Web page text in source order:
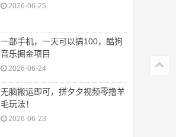
2026-06-25
一部手机，一天可以搞100，酷狗
音乐掘金项目
2026-06-24
无脑搬运即可，拼夕夕视频零撸羊
毛玩法！
2026-06-23